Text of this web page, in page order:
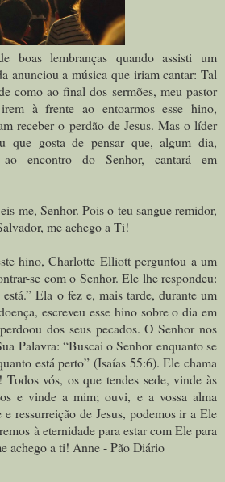
boas lembranças quando assisti um
anunciou a música que iriam cantar: Tal
como ao final dos sermões, meu pastor
à frente ao entoarmos esse hino,
receber o perdão de Jesus. Mas o líder
que gosta de pensar que, algum dia,
encontro do Senhor, cantará em
Senhor. Pois o teu sangue remidor,
me achego a Ti!
hino, Charlotte Elliott perguntou a um
se com o Senhor. Ele lhe respondeu:
Ela o fez e, mais tarde, durante um
escreveu esse hino sobre o dia em
dos seus pecados. O Senhor nos
Palavra: “Buscai o Senhor enquanto se
está perto” (Isaías 55:6). Ele chama
Todos vós, os que tendes sede, vinde às
e vinde a mim; ouvi, e a vossa alma
ressurreição de Jesus, podemos ir a Ele
à eternidade para estar com Ele para
achego a ti! Anne - Pão Diário